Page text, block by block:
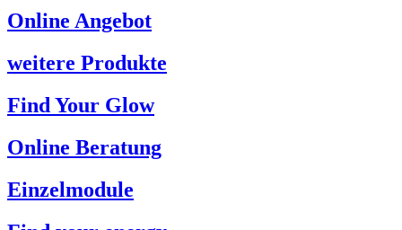
Online Angebot
weitere Produkte
Find Your Glow
Online Beratung
Einzelmodule